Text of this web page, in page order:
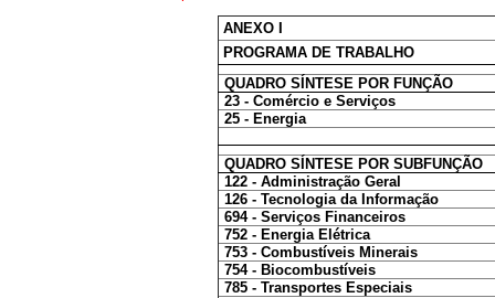
ANEXO I
PROGRAMA DE TRABALHO
QUADRO SÍNTESE POR FUNÇÃO
23 - Comércio e Serviços
25 - Energia
QUADRO SÍNTESE POR SUBFUNÇÃO
122 - Administração Geral
126 - Tecnologia da Informação
694 - Serviços Financeiros
752 - Energia Elétrica
753 - Combustíveis Minerais
754 - Biocombustíveis
785 - Transportes Especiais